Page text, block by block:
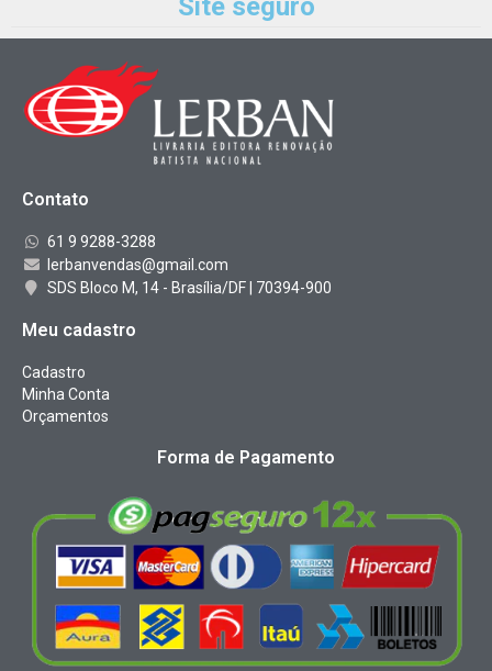
Site seguro
Contato
61 9 9288-3288
lerbanvendas@gmail.com
SDS Bloco M, 14 - Brasília/DF | 70394-900
Meu cadastro
Cadastro
Minha Conta
Orçamentos
Forma de Pagamento